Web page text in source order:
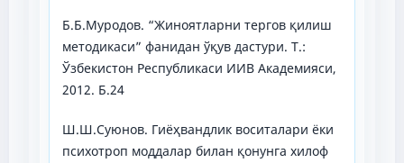
Б.Б.Муродов. “Жиноятларни тергов қилиш
методикаси” фанидан ўқув дастури. Т.:
Ўзбекистон Республикаси ИИВ Академияси,
2012. Б.24
Ш.Ш.Суюнов. Гиёҳвандлик воситалари ёки
психотроп моддалар билан қонунга хилоф